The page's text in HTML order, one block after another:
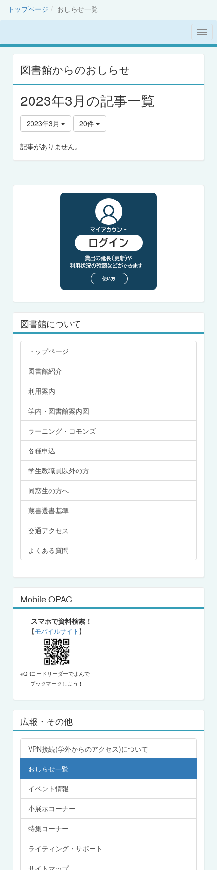
トップページ おしらせ一覧
図書館からのおしらせ
2023年3月の記事一覧
2023年3月 20件
記事がありません。
図書館について
トップページ
図書館紹介
利用案内
学内・図書館案内図
ラーニング・コモンズ
各種申込
学生教職員以外の方
同窓生の方へ
蔵書選書基準
交通アクセス
よくある質問
Mobile OPAC
スマホで資料検索！
【モバイルサイト 】
※QRコードリーダーでよんで
ブックマークしよう！
広報・その他
VPN接続(学外からのアクセス)について
おしらせ一覧
イベント情報
小展示コーナー
特集コーナー
ライティング・サポート
サイトマップ